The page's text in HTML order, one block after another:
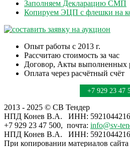
Заполняем Декларацию СМП
Копируем ЭЦП с флешки на
Опыт работы с 2013 г.
Рассчитаю стоимость за час
Договор, Акты выполненных
Оплата через расчётный счёт
+7 929 23 47
2013 - 2025 © СВ Тендер
НПД Конев В.А. ИНН:
+7 929 23 47 500, почта: info@sv-
НПД Конев В.А. ИНН:
При копировании материалов сайта